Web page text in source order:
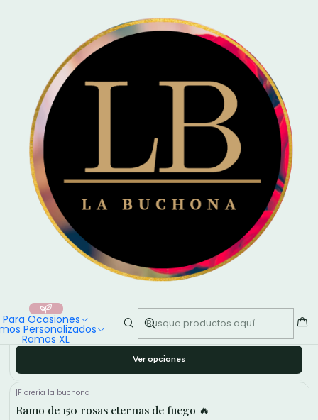
Para Ocasiones
Personalizados
Ramos XL
Para Ocasiones 🎂 Feliz Cumpleaños
No disponible
Floreria la buchona
Ramo Girasoles & Rosas Rosadas – Dulzura que ilumina
$39.990 CLP
Floreria la buchona
Ramo de rosas naturales con mensaje personalizado
desde$36.990 CLP
Floreria la buchona
Ramo Gigante de 200 Rosas Eternas Rojas – Amor
$112.990 CLP
+3
Ver opciones
|Floreria la buchona
Ramo de 150 rosas eternas de fuego 🔥